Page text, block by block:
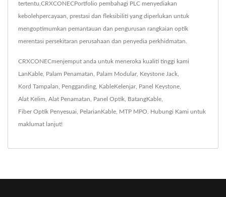
tertentu,CRXCONECPortfolio pembahagi PLC menyediakan
kebolehpercayaan, prestasi dan fleksibiliti yang diperlukan untuk
mengoptimumkan pemantauan dan pengurusan rangkaian optik
merentasi persekitaran perusahaan dan penyedia perkhidmatan.
CRXCONECmenjemput anda untuk meneroka kualiti tinggi kami
LanKable Palam Penamatan Palam Modular, Keystone Jack
Kord Tampalan Pengganding KableKelenjar, Panel Keystone
Alat Kelim Alat Penamatan Panel Optik BatangKable
Fiber Optik Penyesuai PelarianKable MTP MPO Hubungi Kami untuk
maklumat lanjut!